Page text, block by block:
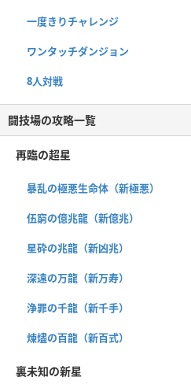
一度きりチャレンジ
ワンタッチダンジョン
8人対戦
闘技場の攻略一覧
再臨の超星
暴乱の極悪生命体（新極悪）
伍窮の億兆龍（新億兆）
星砕の兆龍（新凶兆）
深遠の万龍（新万寿）
浄罪の千龍（新千手）
煉燼の百龍（新百式）
裏未知の新星